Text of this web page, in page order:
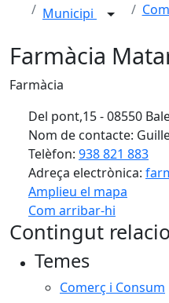
Municipi
Farmàcia
Farmàcia
Del pont,15 - 08550
Nom de contacte:
Telèfon: 938 821 883
Adreça electrònica:
Amplieu el mapa
Com arribar-hi
+
Contingut
Temes
Comerç i Consum